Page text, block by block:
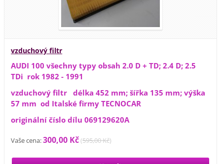
vzduchový filtr
AUDI 100 všechny typy obsah 2.0 D + TD; 2.4 D; 2.5
TDi rok 1982 - 1991
vzduchový filtr délka 452 mm; šířka 135 mm; výška
57 mm od Italské firmy TECNOCAR
originální číslo dílu 069129620A
Vaše cena:300,00 Kč(595,00 Kč)